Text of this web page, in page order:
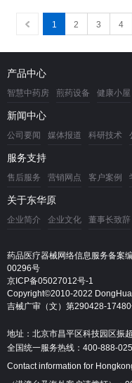
1 2 3 4
产品中心
智慧中药房 煎药设备 健康小屋
新闻中心
公司要闻 媒体报道 科研技术
服务支持
售后服务 营销网点 客户案例
关于东华原
企业简介 企业文化 董事长致辞
药品医疗器械网络信息服务备案
00296号
京ICP备05027012号-1
Copyright©2010-2022
吉械广审（文）第290428-
地址：北京市昌平区科技园区振
全国统一服务热线：400-888-
Contact information for